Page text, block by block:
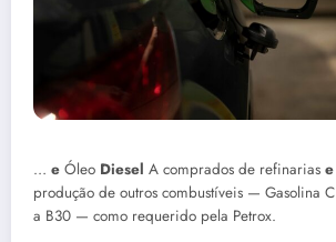
… e Óleo Diesel A comprados de refinarias e
produção de outros combustíveis — Gasolina C
a B30 — como requerido pela Petrox.